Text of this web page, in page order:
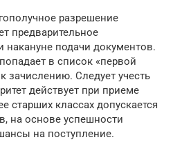
разрешение
предварительное
накануне подачи документов.
в список «первой
зачислению. Следует учесть
действует при приеме
старших классах допускается
на основе успешности
на поступление.